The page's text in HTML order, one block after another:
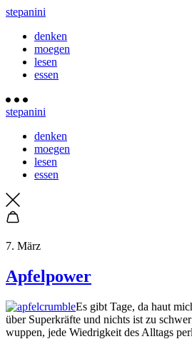
stepanini
denken
moegen
lesen
essen
stepanini
denken
moegen
lesen
essen
7. März
Apfelpower
Es gibt Tage, da haut
über Superkräfte und nichts ist zu
wuppen, jede Wiedrigkeit des Alltags